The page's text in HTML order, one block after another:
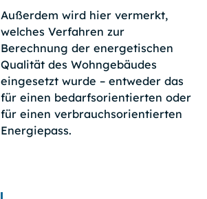
Außerdem wird hier vermerkt,
welches Verfahren zur
Berechnung der energetischen
Qualität des Wohngebäudes
eingesetzt wurde – entweder das
für einen bedarfsorientierten oder
für einen verbrauchsorientierten
Energiepass.